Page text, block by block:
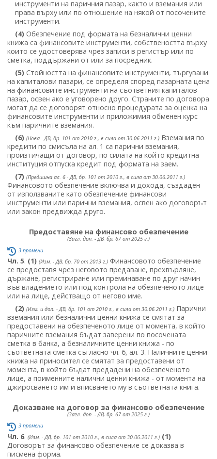
инструменти на паричния пазар, както и вземания или
права върху или по отношение на някой от посочените
инструменти.
(4) Обезпечение под формата на безналични ценни
книжа са финансовите инструменти, собствеността върху
които се удостоверява чрез записи в регистър или по
сметка, поддържани от или за посредник.
(5) Стойността на финансовите инструменти, търгувани
на капиталови пазари, се определя според пазарната цена
на финансовите инструменти на съответния капиталов
пазар, освен ако е уговорено друго. Страните по договора
могат да се договорят относно процедурата за оценка на
финансовите инструменти и приложимия обменен курс
към паричните вземания.
(6) (Нова - ДВ, бр. 101 от 2010 г., в сила от 30.06.2011 г.) Вземания по
кредити по смисъла на ал. 1 са парични вземания,
произтичащи от договор, по силата на който кредитна
институция отпуска кредит под формата на заем.
(7) (Предишна ал. 6 - ДВ, бр. 101 от 2010 г., в сила от 30.06.2011 г.)
Финансовото обезпечение включва и дохода, създаден
от използваните като обезпечение финансови
инструменти или парични вземания, освен ако договорът
или закон предвижда друго.
Предоставяне на финансово обезпечение
(Загл. доп. - ДВ, бр. 67 от 2025 г.)
3 промени
Чл. 5. (1) (Изм. - ДВ, бр. 70 от 2013 г.) Финансовото обезпечение
се предоставя чрез неговото предаване, прехвърляне,
държане, регистриране или преминаване по друг начин
във владението или под контрола на обезпеченото лице
или на лице, действащо от негово име.
(2) (Изм. и доп. - ДВ, бр. 101 от 2010 г., в сила от 30.06.2011 г.) Парични
вземания или безналични ценни книжа се смятат за
предоставени на обезпеченото лице от момента, в който
паричните вземания бъдат заверени по посочената
сметка в банка, а безналичните ценни книжа - по
съответната сметка съгласно чл. 6, ал. 3. Наличните ценни
книжа на приносител се смятат за предоставени от
момента, в който бъдат предадени на обезпеченото
лице, а поименните налични ценни книжа - от момента на
джиросването им и вписването му в съответната книга.
Доказване на договор за финансово обезпечение
(Загл. доп. - ДВ, бр. 67 от 2025 г.)
3 промени
Чл. 6. (Изм. - ДВ, бр. 101 от 2010 г., в сила от 30.06.2011 г.) (1)
Договорът за финансово обезпечение се доказва в
писмена форма.